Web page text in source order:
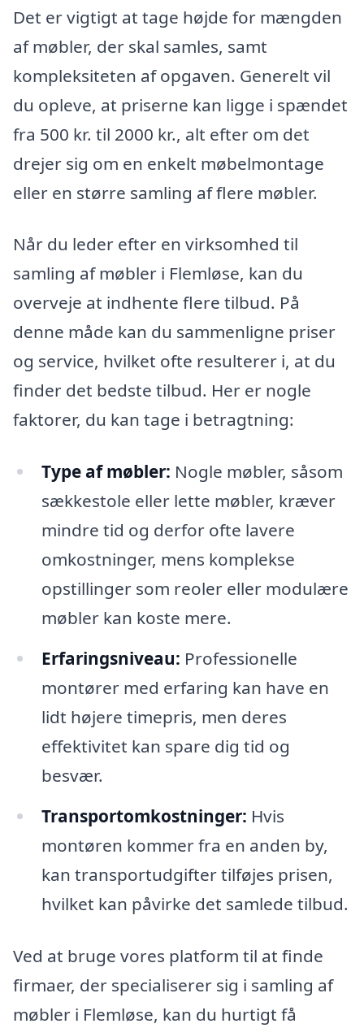
Det er vigtigt at tage højde for mængden
af møbler, der skal samles, samt
kompleksiteten af opgaven. Generelt vil
du opleve, at priserne kan ligge i spændet
fra 500 kr. til 2000 kr., alt efter om det
drejer sig om en enkelt møbelmontage
eller en større samling af flere møbler.
Når du leder efter en virksomhed til
samling af møbler i Flemløse, kan du
overveje at indhente flere tilbud. På
denne måde kan du sammenligne priser
og service, hvilket ofte resulterer i, at du
finder det bedste tilbud. Her er nogle
faktorer, du kan tage i betragtning:
Type af møbler: Nogle møbler, såsom
sækkestole eller lette møbler, kræver
mindre tid og derfor ofte lavere
omkostninger, mens komplekse
opstillinger som reoler eller modulære
møbler kan koste mere.
Erfaringsniveau: Professionelle
montører med erfaring kan have en
lidt højere timepris, men deres
effektivitet kan spare dig tid og
besvær.
Transportomkostninger: Hvis
montøren kommer fra en anden by,
kan transportudgifter tilføjes prisen,
hvilket kan påvirke det samlede tilbud.
Ved at bruge vores platform til at finde
firmaer, der specialiserer sig i samling af
møbler i Flemløse, kan du hurtigt få